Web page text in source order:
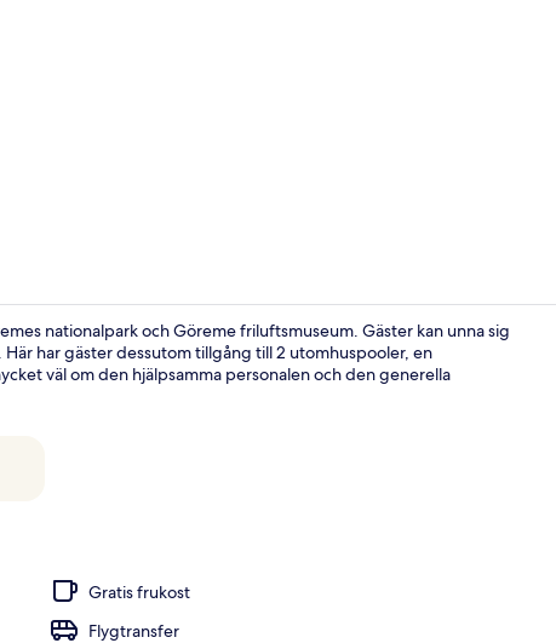
nationalpark och Göreme friluftsmuseum. Gäster kan unna sig
har gäster dessutom tillgång till 2 utomhuspooler, en
väl om den hjälpsamma personalen och den generella
Gratis frukost
Flygtransfer